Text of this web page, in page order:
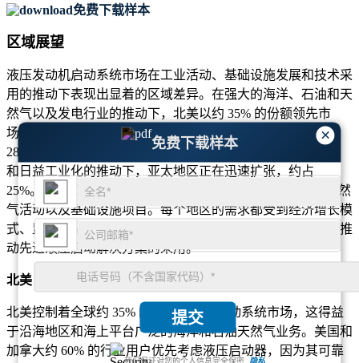
×
免费下载样本
提交
我们保证对您的个人信息完全保密. 隐私
免费下载样本
区域展望
液压发动机启动系统市场在工业活动、基础设施发展和技术采
用的推动下表现出显着的区域差异。在强大的海洋、石油和天
然气以及发电行业的推动下，北美以约 35% 的份额领先市
场。得益于强劲的制造业和化学工业的支持，欧洲占据约
28% 的市场份额。在中国和印度等国家不断增长的采矿作业
和日益工业化的推动下，亚太地区正在迅速扩张，约占
25%。中东和非洲地区贡献接近 12%，主要归功于石油和天然
气活动以及基础设施项目。每个地区的需求都受到经济增长模
式、监管框架和重型机械投资的影响，从而塑造市场动态并推
动先进液压启动解决方案的采用。
北美
北美控制着全球约 35% 的液压发动机启动系统市场，这得益
于沿海地区和海上平台广泛的海洋和石油天然气业务。美国和
加拿大约 60% 的行业用户优先考虑液压启动器，因为其可靠